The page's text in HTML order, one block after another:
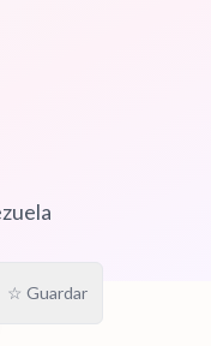
☆ Guardar